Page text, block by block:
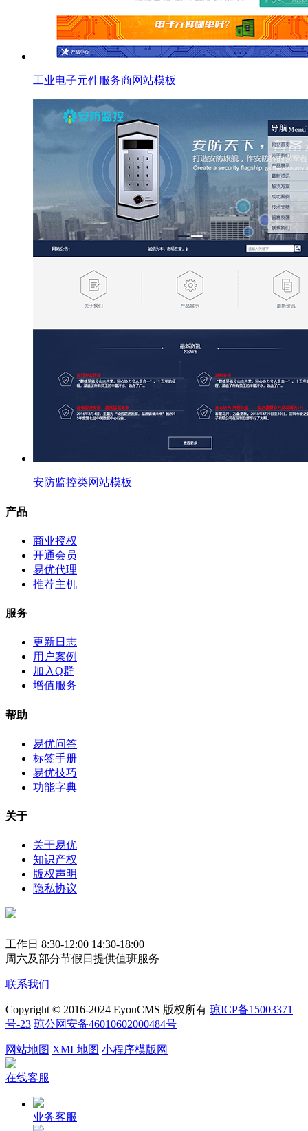
工业电子元件服务商网站模板
安防监控类网站模板
产品
商业授权
开通会员
易优代理
推荐主机
服务
更新日志
用户案例
加入Q群
增值服务
帮助
易优问答
标签手册
易优技巧
功能字典
关于
关于易优
知识产权
版权声明
隐私协议
工作日 8:30-12:00 14:30-18:00
周六及部分节假日提供值班服务
联系我们
Copyright © 2016-2024 EyouCMS 版权所有 琼ICP备15003371
号-23 琼公网安备46010602000484号
网站地图 XML地图 小程序模版网
在线客服
业务客服